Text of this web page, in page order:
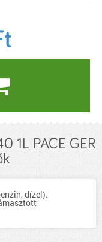
1L PACE GER
dízel).